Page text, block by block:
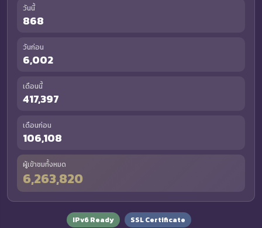
วันนี้
868
วันก่อน
6,002
เดือนนี้
417,397
เดือนก่อน
106,108
ผู้เข้าชมทั้งหมด
6,263,820
IPv6 Ready SSL Certificate